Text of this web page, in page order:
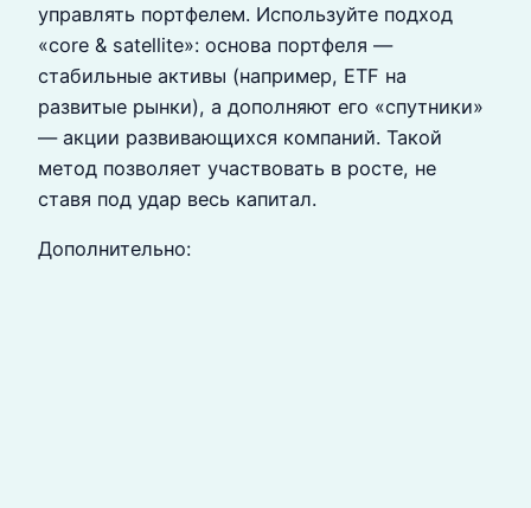
управлять портфелем. Используйте подход
«core & satellite»: основа портфеля —
стабильные активы (например, ETF на
развитые рынки), а дополняют его «спутники»
— акции развивающихся компаний. Такой
метод позволяет участвовать в росте, не
ставя под удар весь капитал.
Дополнительно: